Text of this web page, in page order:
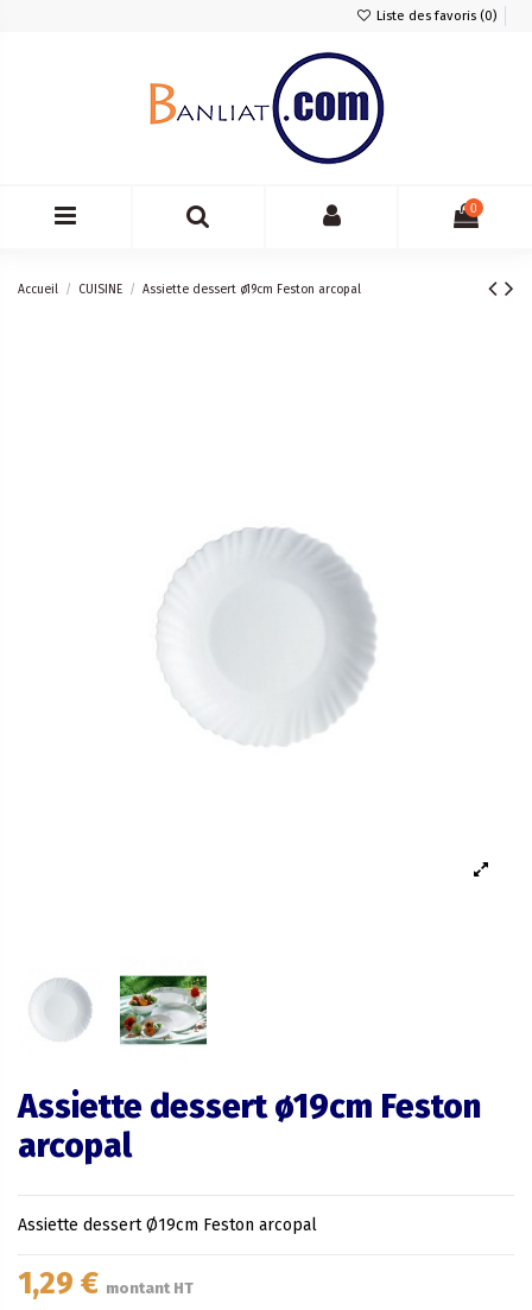
Liste des favoris (0)
0
Accueil CUISINE Assiette dessert ø19cm Feston arcopal
Assiette dessert ø19cm Feston
arcopal
Assiette dessert Ø19cm Feston arcopal
1,29 € montant HT